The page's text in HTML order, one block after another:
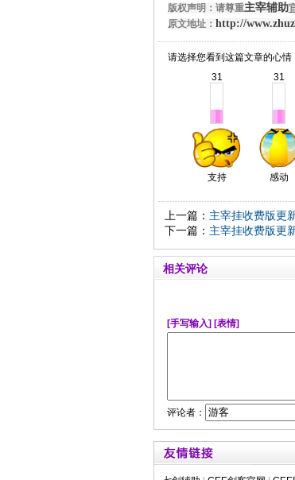
版权声明：请尊重主宰辅助
原文地址： http://
请选择您看到这篇文章的心情
31
支持
31
感动
上一篇： 主宰挂收费版更
下一篇： 主宰挂收费版更
相关评论
[手写输入] [表情]
评论者：